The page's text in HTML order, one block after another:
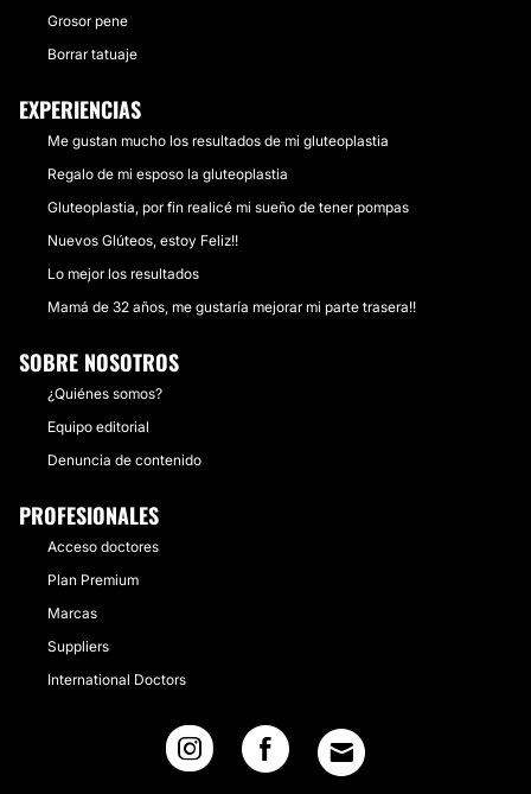
Grosor pene
Borrar tatuaje
EXPERIENCIAS
Me gustan mucho los resultados de mi gluteoplastia
Regalo de mi esposo la gluteoplastia
Gluteoplastia, por fin realicé mi sueño de tener pompas
Nuevos Glúteos, estoy Feliz!!
Lo mejor los resultados
Mamá de 32 años, me gustaría mejorar mi parte trasera!!
SOBRE NOSOTROS
¿Quiénes somos?
Equipo editorial
Denuncia de contenido
PROFESIONALES
Acceso doctores
Plan Premium
Marcas
Suppliers
International Doctors